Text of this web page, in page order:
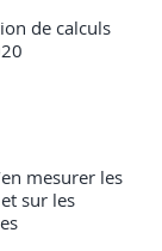
de calculs
mesurer les
sur les